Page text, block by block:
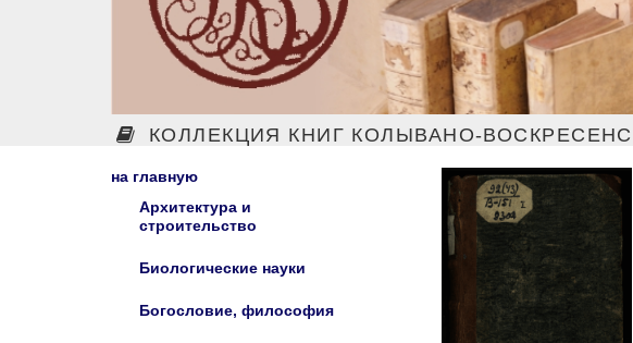
КОЛЛЕКЦИЯ КНИГ КОЛЫВАНО-
на главную
Архитектура и
строительство
Биологические науки
Богословие, философия